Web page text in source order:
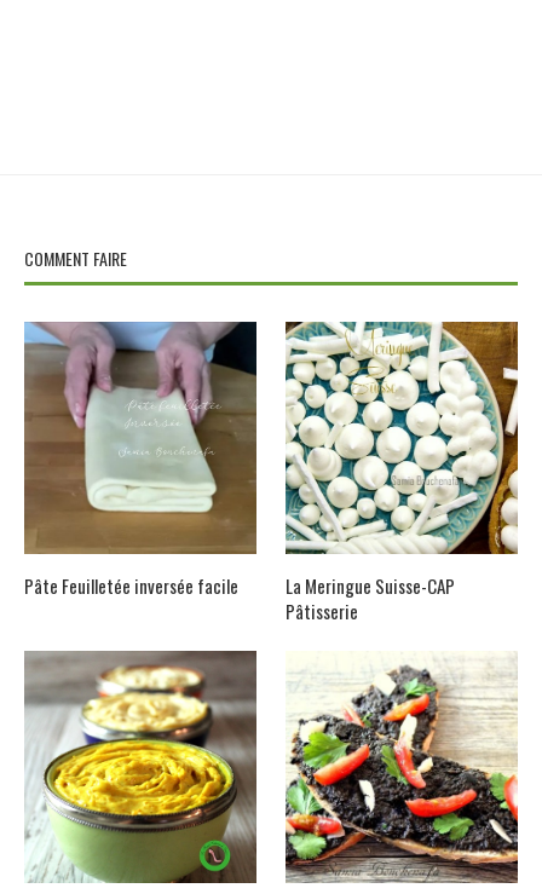
COMMENT FAIRE
Pâte Feuilletée inversée facile
La Meringue Suisse-CAP
Pâtisserie